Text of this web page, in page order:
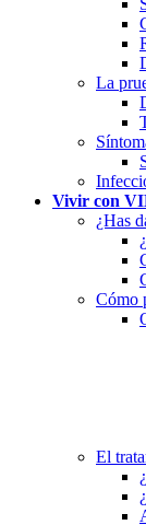
La
Vivir con
¿Has
Cómo
El